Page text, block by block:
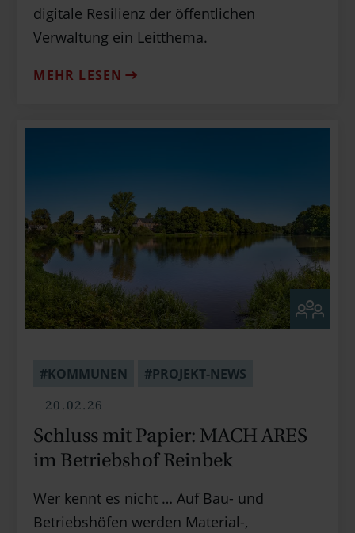
digitale Resilienz der öffentlichen
Verwaltung ein Leitthema.
MEHR LESEN
#KOMMUNEN #PROJEKT-NEWS
20.02.26
Schluss mit Papier: MACH ARES
im Betriebshof Reinbek
Wer kennt es nicht … Auf Bau- und
Betriebshöfen werden Material-,